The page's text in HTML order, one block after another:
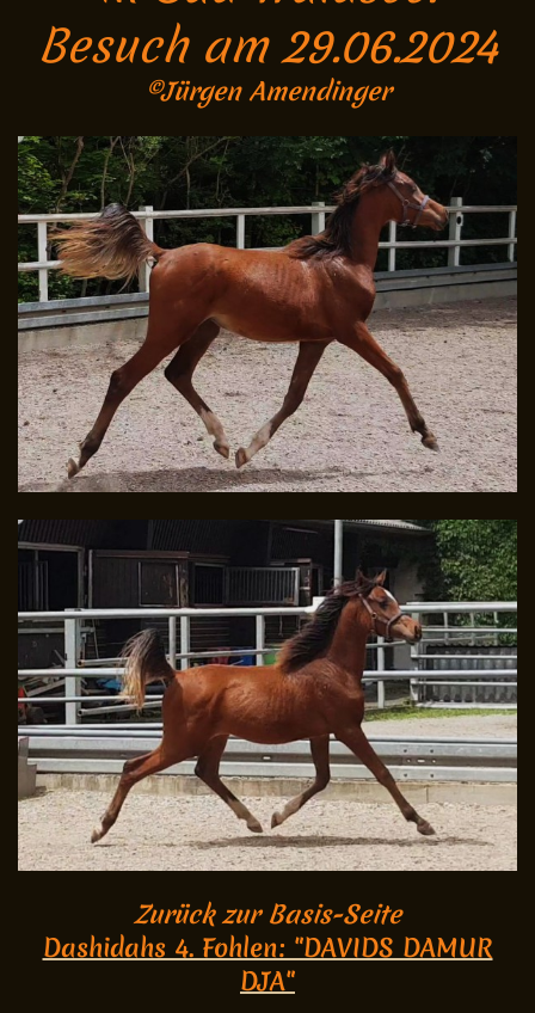
Besuch am 29.06.2024
©Jürgen Amendinger
Zurück zur Basis-Seite
Dashidahs 4. Fohlen: "DAVIDS DAMUR
DJA"